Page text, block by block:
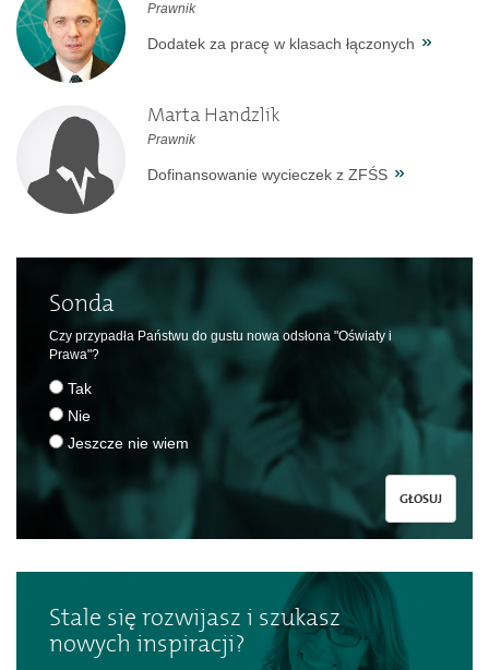
Prawnik
Dodatek za pracę w klasach łączonych
Marta Handzlik
Prawnik
Dofinansowanie wycieczek z ZFŚS
Sonda
Czy przypadła Państwu do gustu nowa odsłona "Oświaty i
Prawa"?
Tak
Nie
Jeszcze nie wiem
GŁOSUJ
Stale się rozwijasz i szukasz
nowych inspiracji?